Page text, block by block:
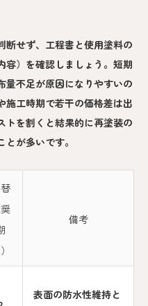
断せず、工程書と使用塗料の
容）を確認しましょう。短期
量不足が原因になりやすいの
施工時期で若干の価格差は出
トを割くと結果的に再塗装の
が多いです。
備考
表面の防水性維持と